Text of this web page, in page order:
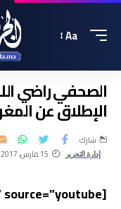
Aa
الصحفي راضي
الإطلاق عن
إدارة التحرير 15 مارس، 2017 الساعة 3:56 صباحًا
شارك
[vid id=”TNFyyx4jNEA” source=”youtube”]